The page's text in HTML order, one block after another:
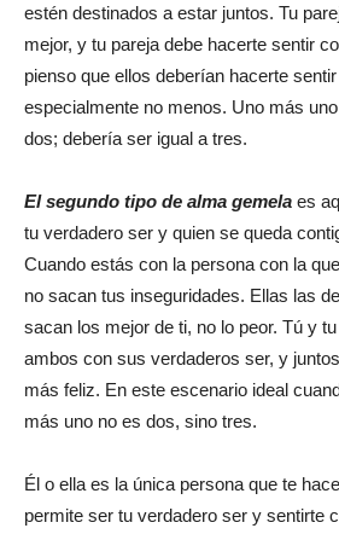
estén destinados a estar juntos. Tu
mejor, y tu pareja debe hacerte sentir
pienso que ellos deberían hacerte
especialmente no menos. Uno más
dos; debería ser igual a tres.
El segundo tipo de alma gemela es
tu verdadero ser y quien se queda
Cuando estás con la persona con la
no sacan tus inseguridades. Ellas las
sacan los mejor de ti, no lo peor. Tú y
ambos con sus verdaderos ser, y
más feliz. En este escenario ideal
más uno no es dos, sino tres.
Él o ella es la única persona que te
permite ser tu verdadero ser y sentirte